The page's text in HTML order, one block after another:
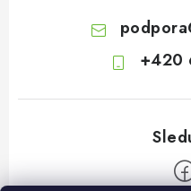
podpora
+420